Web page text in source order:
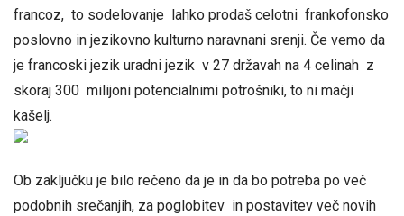
francoz, to sodelovanje lahko prodaš celotni frankofonsko
poslovno in jezikovno kulturno naravnani srenji. Če vemo da
je francoski jezik uradni jezik v 27 državah na 4 celinah z
skoraj 300 milijoni potencialnimi potrošniki, to ni mačji
kašelj.
Ob zaključku je bilo rečeno da je in da bo potreba po več
podobnih srečanjih, za poglobitev in postavitev več novih